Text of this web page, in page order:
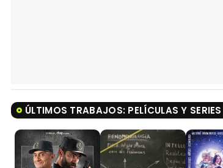
ÚLTIMOS TRABAJOS: PELÍCULAS Y SERIES